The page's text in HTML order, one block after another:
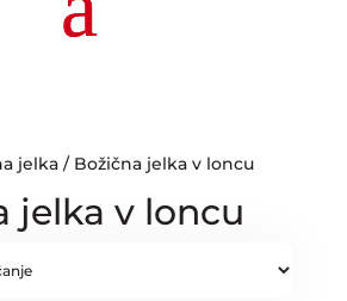
jelka/ Božična jelka v loncu
jelka v loncu